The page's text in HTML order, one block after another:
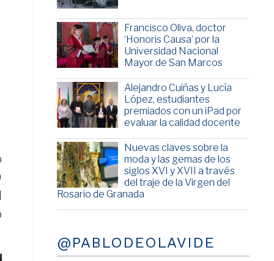
Francisco Oliva, doctor
‘Honoris Causa’ por la
Universidad Nacional
Mayor de San Marcos
Alejandro Cuiñas y Lucía
López, estudiantes
premiados con un iPad por
evaluar la calidad docente
Nuevas claves sobre la
moda y las gemas de los
siglos XVI y XVII a través
del traje de la Virgen del
Rosario de Granada
@PABLODEOLAVIDE